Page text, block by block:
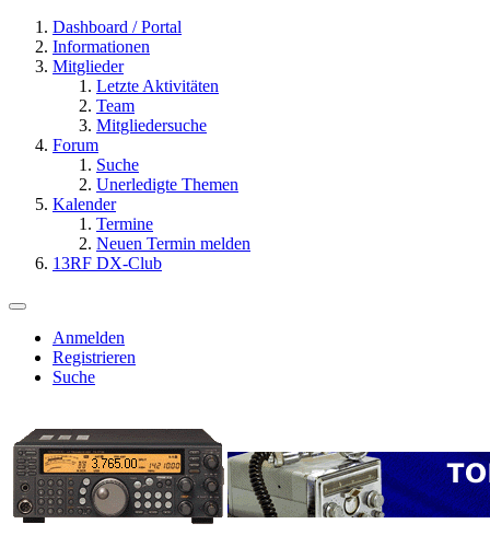
Dashboard / Portal
Informationen
Mitglieder
Letzte Aktivitäten
Team
Mitgliedersuche
Forum
Suche
Unerledigte Themen
Kalender
Termine
Neuen Termin melden
13RF DX-Club
Anmelden
Registrieren
Suche